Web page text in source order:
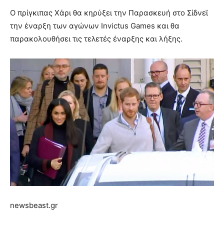
Ο πρίγκιπας Χάρι θα κηρύξει την Παρασκευή στο Σίδνεϊ
την έναρξη των αγώνων Invictus Games και θα
παρακολουθήσει τις τελετές έναρξης και λήξης.
newsbeast.gr